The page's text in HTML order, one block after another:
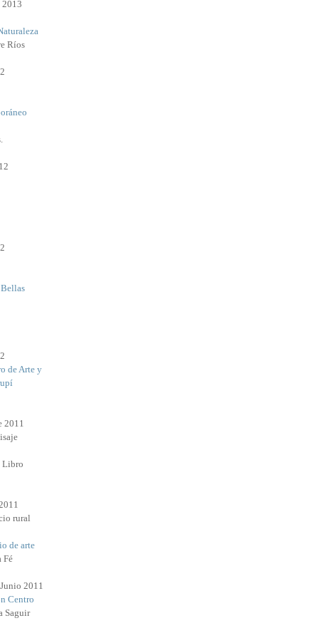
2013
Ríos
de Arte y
2011
Libro
rural
de arte
Fé
2011
Centro
Saguir